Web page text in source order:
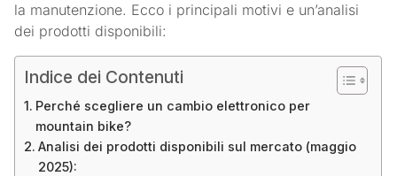
la manutenzione. Ecco i principali motivi e un’analisi
dei prodotti disponibili:
Indice dei Contenuti
Perché scegliere un cambio elettronico per
mountain bike?
Analisi dei prodotti disponibili sul mercato (maggio
2025):